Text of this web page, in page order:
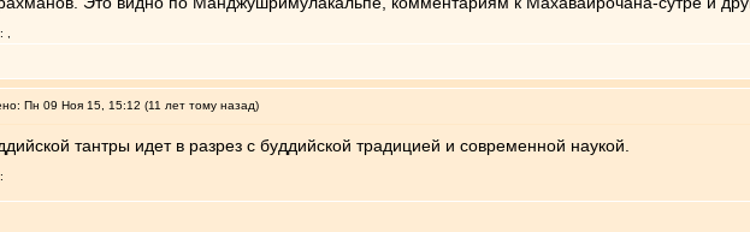
Пн 09 Ноя 15, 15:12 (11 лет тому назад)
тантры идет в разрез с буддийской традицией и современной наукой.